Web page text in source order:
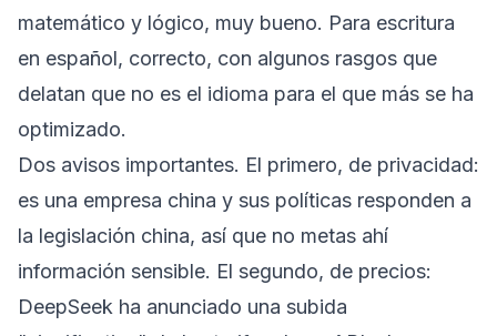
matemático y lógico, muy bueno. Para escritura
en español, correcto, con algunos rasgos que
delatan que no es el idioma para el que más se ha
optimizado.
Dos avisos importantes. El primero, de privacidad:
es una empresa china y sus políticas responden a
la legislación china, así que no metas ahí
información sensible. El segundo, de precios:
DeepSeek ha anunciado una subida